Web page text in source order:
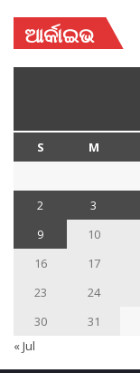
ଆର୍କାଇଭ
S M
2
3
9
10
16
17
23
24
30
31
« Jul